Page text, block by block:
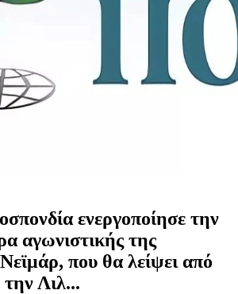
ενεργοποίησε την
αγωνιστικής της
που θα λείψει από
την Λιλ...